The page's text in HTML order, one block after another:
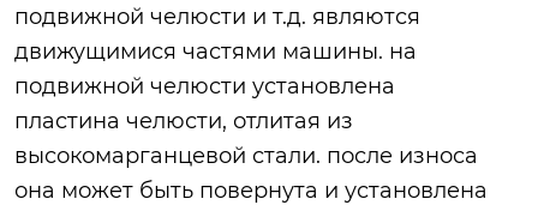
подвижной челюсти и т.д. являются
движущимися частями машины. на
подвижной челюсти установлена
пластина челюсти, отлитая из
высокомарганцевой стали. после износа
она может быть повернута и установлена